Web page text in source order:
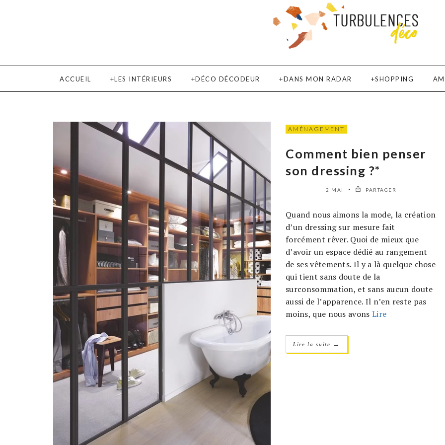
ACCUEIL LES INTÉRIEURS DÉCO DÉCODEUR DANS MON RADAR SHOPPING
AMÉNAGEMENT
Comment bien penser
son dressing ?*
2 MAI PARTAGER
Quand nous aimons la mode, la création
d’un dressing sur mesure fait
forcément rêver. Quoi de mieux que
d’avoir un espace dédié au rangement
de ses vêtements. Il y a là quelque chose
qui tient sans doute de la
surconsommation, et sans aucun doute
aussi de l’apparence. Il n’en reste pas
moins, que nous avonsLire
Lire la suite →